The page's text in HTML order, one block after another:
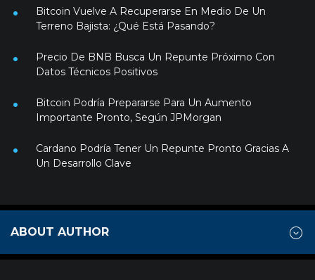
Bitcoin Vuelve A Recuperarse En Medio De Un
Terreno Bajista: ¿Qué Está Pasando?
Precio De BNB Busca Un Repunte Próximo Con
Datos Técnicos Positivos
Bitcoin Podría Prepararse Para Un Aumento
Importante Pronto, Según JPMorgan
Cardano Podría Tener Un Repunte Pronto Gracias A
Un Desarrollo Clave
ABOUT AUTHOR